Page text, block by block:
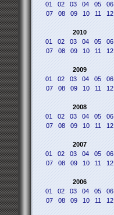
01
02 03 04 05
06
07
08 09 10 11 12
2010
01
02 03 04 05
06
07
08 09 10 11 12
2009
01
02 03 04 05
06
07
08 09 10 11 12
2008
01
02 03 04 05
06
07
08 09 10 11 12
2007
01
02 03 04 05
06
07
08 09 10 11 12
2006
01
02 03 04 05
06
07
08 09 10 11 12